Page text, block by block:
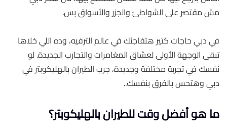
مش مقتصر على الشواطئ والجزر والأسواق بس.
في دبي حاجات كتير هتفاجئك في عالم الترفيه، وده اللي خلاها
تبقى الوجهة الأولى لعشاق المغامرات والتجارب الجديدة. لو
نفسك في تجربة مختلفة وجديدة، جرب الطيران بالهليكوبتر في
دبي وهتحس بالفرق بنفسك..
ما هو أفضل وقت للطيران بالهليكوبتر؟